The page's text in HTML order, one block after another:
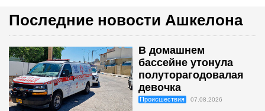
Последние новости Ашкелона
В домашнем
бассейне утонула
полуторагодовалая
девочка
Происшествия 07.08.2026